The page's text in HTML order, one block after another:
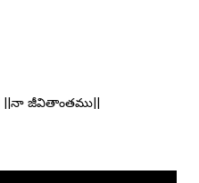
జీవితాంతము||